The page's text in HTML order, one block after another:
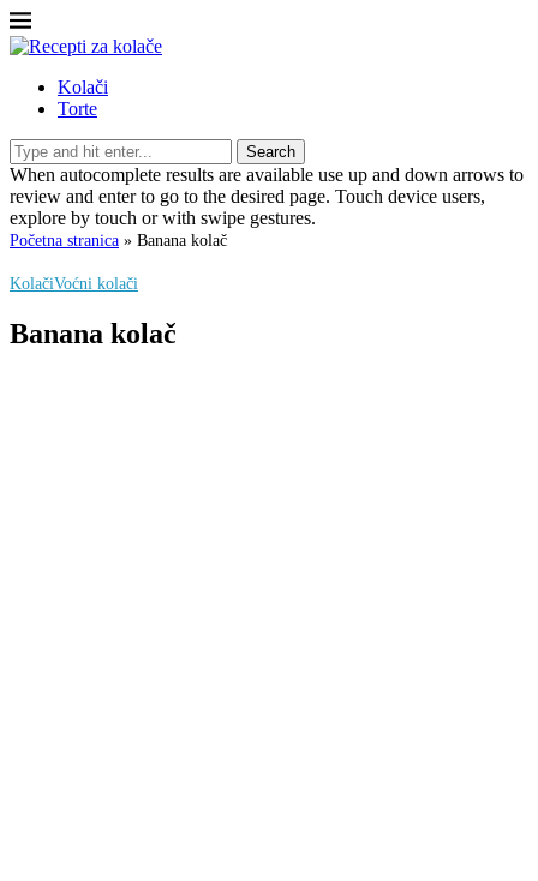
Kolači
Torte
Search
When autocomplete results are available use up and down arrows to
review and enter to go to the desired page. Touch device users,
explore by touch or with swipe gestures.
Početna stranica » Banana kolač
KolačiVoćni kolači
Banana kolač